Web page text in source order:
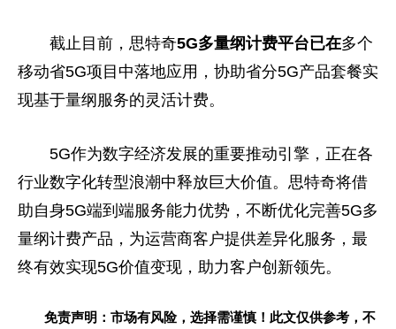
截止目前，思特奇5G多量纲计费平台已在多个
移动省5G项目中落地应用，协助省分5G产品套餐实
现基于量纲服务的灵活计费。
5G作为数字经济发展的重要推动引擎，正在各
行业数字化转型浪潮中释放巨大价值。思特奇将借
助自身5G端到端服务能力优势，不断优化完善5G多
量纲计费产品，为运营商客户提供差异化服务，最
终有效实现5G价值变现，助力客户创新领先。
免责声明：市场有风险，选择需谨慎！此文仅供参考，不